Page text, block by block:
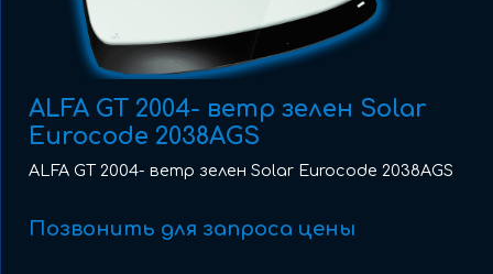
ALFA GT 2004- ветр зелен Solar
Eurocode 2038AGS
ALFA GT 2004- ветр зелен Solar Eurocode 2038AGS
Позвонить для запроса цены